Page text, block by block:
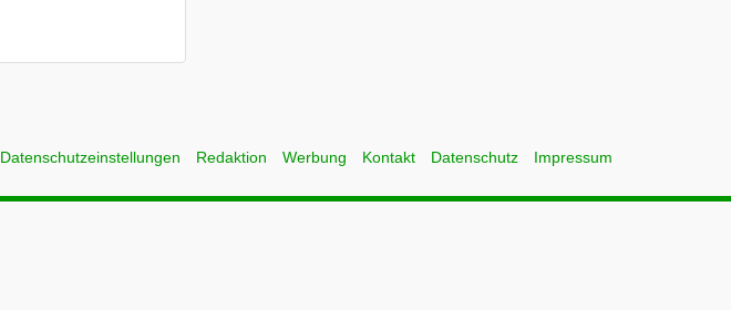
Datenschutzeinstellungen Redaktion Werbung Kontakt Datenschutz Impressum